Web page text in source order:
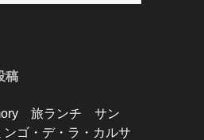
稿
旅ランチ サン
ンゴ・デ・ラ・カルサ